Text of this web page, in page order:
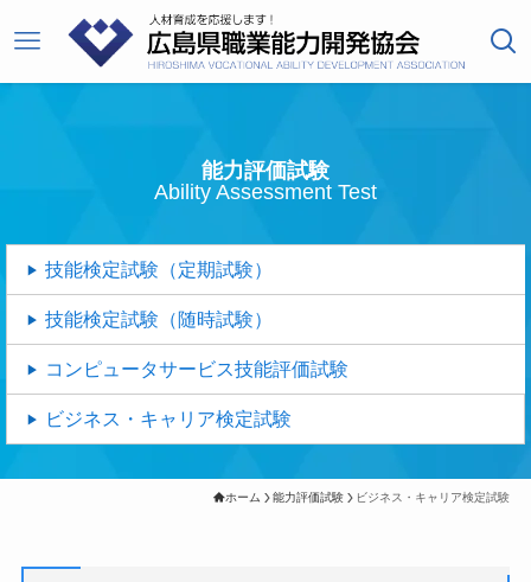
能力評価試験
Ability Assessment Test
技能検定試験（定期試験）
技能検定試験（随時試験）
コンピュータサービス技能評価試験
ビジネス・キャリア検定試験
ホーム 能力評価試験 ビジネス・キャリア検定試験